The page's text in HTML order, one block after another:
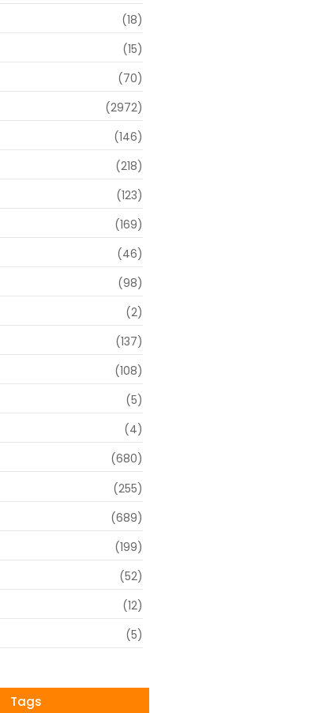
(18)
(15)
(70)
(2972)
(146)
(218)
(123)
(169)
(46)
(98)
(2)
(137)
(108)
(5)
(4)
(680)
(255)
(689)
(199)
(52)
(12)
(5)
Tags